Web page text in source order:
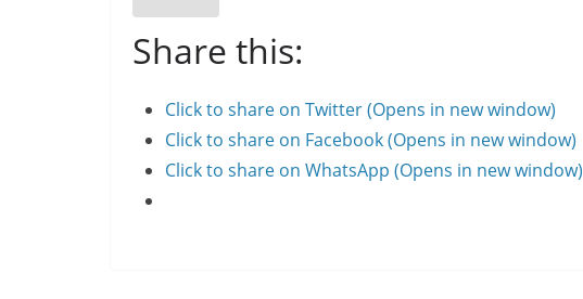
Share this:
Click to share on Twitter (Opens in new window)
Click to share on Facebook (Opens in new window)
Click to share on WhatsApp (Opens in new window)